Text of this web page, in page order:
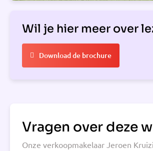
Wil je hier meer over
Download de brochure
Vragen over deze
Onze verkoopmakelaar Jeroen